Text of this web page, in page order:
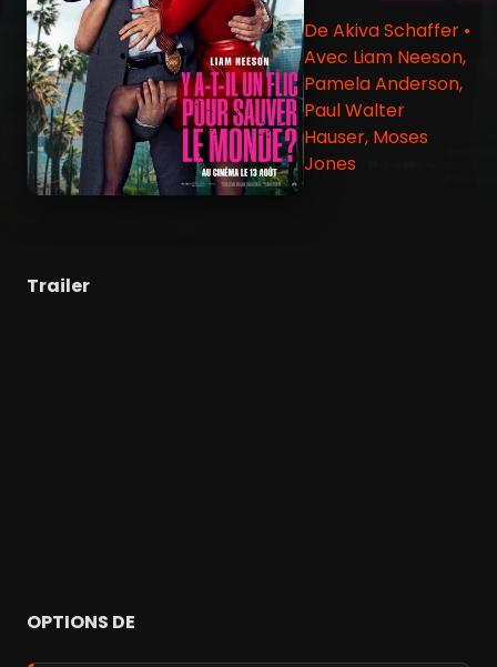
De Akiva Schaffer •
Avec Liam Neeson,
Pamela Anderson,
Paul Walter
Hauser, Moses
Jones
Trailer
OPTIONS DE